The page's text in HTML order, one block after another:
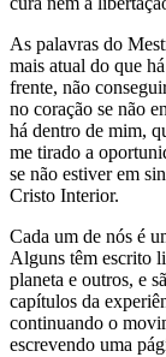
As palavras do
mais atual do que
frente, não
no coração se não
há dentro de mim,
me tirado a
se não estiver em
Cristo Interior.
Cada um de nós é
Alguns têm escrito
planeta e outros, e
capítulos da
continuando o
escrevendo uma